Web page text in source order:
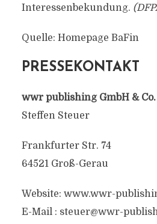
Interessenbekundung.
Quelle: Homepage BaFin
PRESSEKONTAKT
wwr publishing GmbH & Co.
Steffen Steuer
Frankfurter Str. 74
64521 Groß-Gerau
Website: www.wwr-
E-Mail : steuer@wwr-